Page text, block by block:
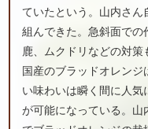
ていたという。山内さん
組んできた。急斜面での
鹿、ムクドリなどの対
国産のブラッドオレン
い味わいは瞬く間に人
が可能になっている。